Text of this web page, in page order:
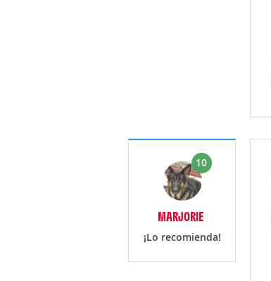
10
MARJORIE
¡Lo recomienda!